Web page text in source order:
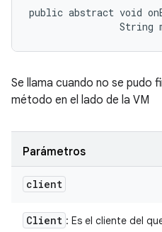
public abstract void
String
Se llama cuando no se pudo
método en el lado de la VM
Parámetros
client
Client : Es el cliente del